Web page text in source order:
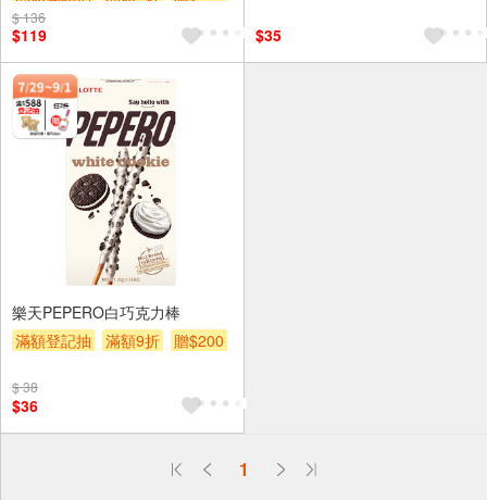
$ 136
$119 $35
樂天PEPERO白巧克力棒
滿額登記抽
滿額9折 贈$200
$ 38
$36
1
偏遠地區配送